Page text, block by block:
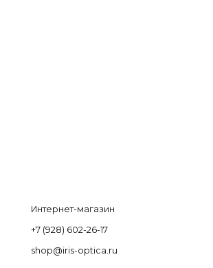
Интернет-магазин
+7 (928) 602-26-17
shop@iris-optica.ru